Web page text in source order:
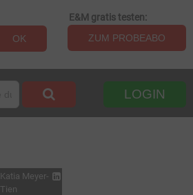
OK
E&M gratis testen:
ZUM PROBEABO
LOGIN
Katia Meyer-
Tien